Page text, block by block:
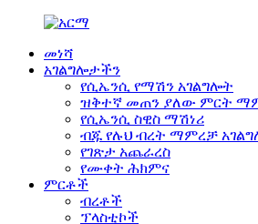
መነሻ
አገልግሎታችን
የሲኤንሲ የማሽን አገልግሎት
ዝቅተኛ መጠን ያለው ምርት
የሲኤንሲ ስዊስ ማሽነሪ
ብጁ የሉህ ብረት ማምረቻ
የገጽታ አጨራረስ
የሙቀት ሕክምና
ምርቶች
ብረቶች
ፕላስቲኮች